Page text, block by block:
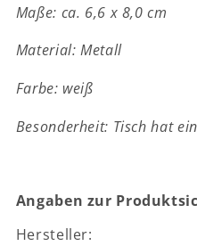
cm
Wichteltür
cm
Wichteltür
Maße: ca. 6,6 x 8,0 cm
Material: Metall
Farbe: weiß
Besonderheit: Tisch hat
Angaben zur
Hersteller: